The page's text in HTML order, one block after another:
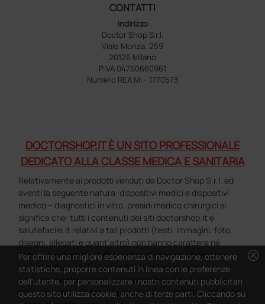
CONTATTI
Indirizzo
Doctor Shop S.r.l.
Viale Monza, 259
20126 Milano
P.IVA 04760660961
Numero REA MI - 1770573
DOCTORSHOP.IT È UN SITO PROFESSIONALE
DEDICATO ALLA CLASSE MEDICA E SANITARIA
Relativamente ai prodotti venduti da Doctor Shop S.r.l. ed
aventi la seguente natura: dispositivi medici e dispositivi
medico – diagnostici in vitro, presidi medico chirurgici si
significa che: tutti i contenuti dei siti doctorshop.it e
salutefacile.it relativi a tali prodotti (testi, immagini, foto,
disegni, allegati e quant’altro) non hanno carattere né
natura di pubblicità. Tutti i contenuti devono intendersi e
sono di natura esclusivamente informativa e volti
esclusivamente a portare a conoscenza dei clienti e dei
potenziali clienti in fase di preacquisto i prodotti venduti da
cancel
Per offrire una migliore esperienza di navigazione, ottenere
statistiche, proporre contenuti in linea con le preferenze
dell'utente, per personalizzare i nostri contenuti pubblicitari
questo sito utilizza cookie, anche di terze parti. Cliccando su